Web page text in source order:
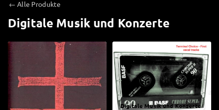
← Alle Produkte
Digitale Musik und Konzerte
Digitale Musik und Konzerte